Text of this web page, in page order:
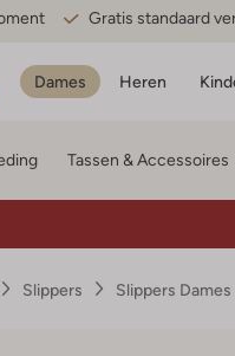
Gratis standaard
Dames Heren
Tassen & Accessoires
Slippers Slippers Dames